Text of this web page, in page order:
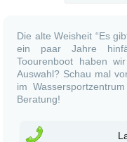
Die alte Weisheit “Es
ein paar Jahre
Toourenboot haben
Auswahl? Schau mal
im
Beratung!